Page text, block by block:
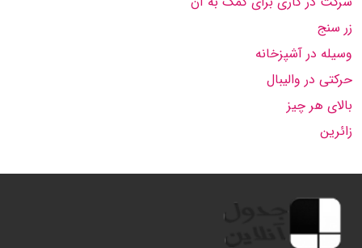
زر سنج
وسیله در آشپزخانه
حرکتی در والیبال
بالای هر چیز
زائرین